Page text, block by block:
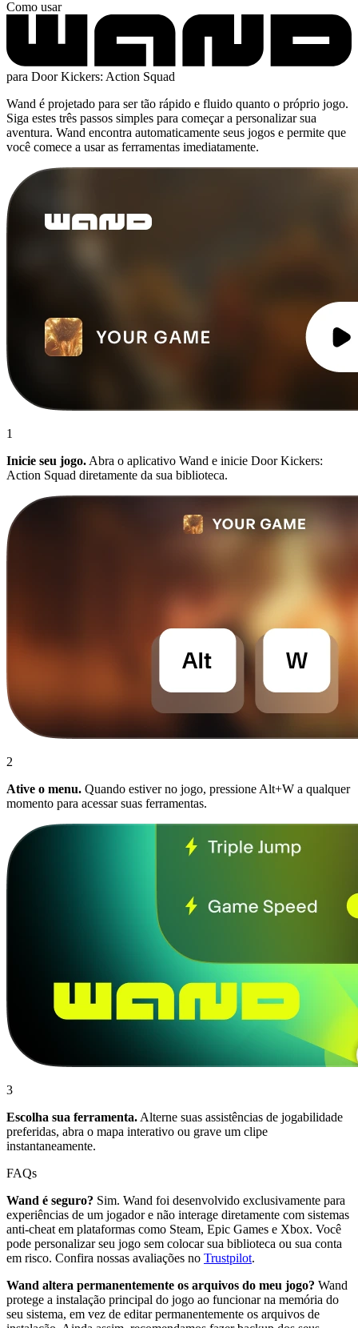
Como usar
para Door Kickers: Action Squad
Wand é projetado para ser tão rápido e fluido quanto o próprio jogo.
Siga estes três passos simples para começar a personalizar sua
aventura. Wand encontra automaticamente seus jogos e permite que
você comece a usar as ferramentas imediatamente.
1
Inicie seu jogo. Abra o aplicativo Wand e inicie Door Kickers:
Action Squad diretamente da sua biblioteca.
2
Ative o menu. Quando estiver no jogo, pressione Alt+W a qualquer
momento para acessar suas ferramentas.
3
Escolha sua ferramenta. Alterne suas assistências de jogabilidade
preferidas, abra o mapa interativo ou grave um clipe
instantaneamente.
FAQs
Wand é seguro? Sim. Wand foi desenvolvido exclusivamente para
experiências de um jogador e não interage diretamente com sistemas
anti-cheat em plataformas como Steam, Epic Games e Xbox. Você
pode personalizar seu jogo sem colocar sua biblioteca ou sua conta
em risco. Confira nossas avaliações no Trustpilot.
Wand altera permanentemente os arquivos do meu jogo? Wand
protege a instalação principal do jogo ao funcionar na memória do
seu sistema, em vez de editar permanentemente os arquivos de